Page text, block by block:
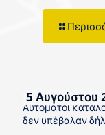
5 Αυγούστου
Αυτόματοι
δεν υπέβαλαν